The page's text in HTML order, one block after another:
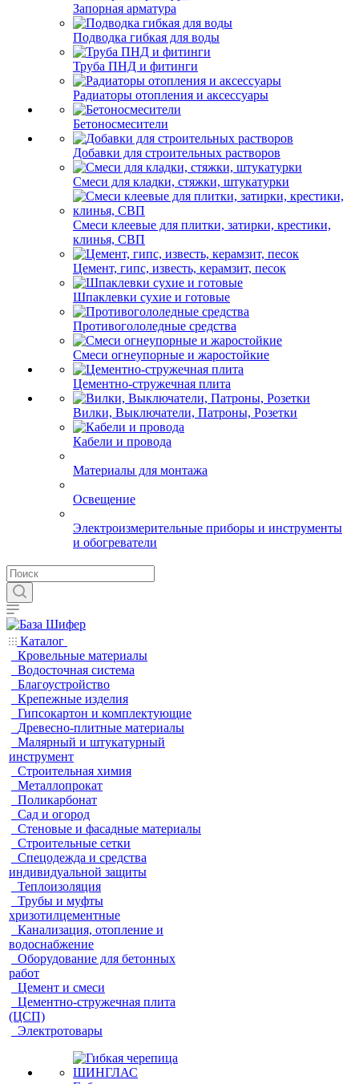
Запорная арматура
Подводка гибкая для воды
Труба ПНД и фитинги
Радиаторы отопления и аксессуары
Бетоносмесители
Добавки для строительных растворов
Смеси для кладки, стяжки, штукатурки
Смеси клеевые для плитки, затирки, крестики,
клинья, СВП
Цемент, гипс, известь, керамзит, песок
Шпаклевки сухие и готовые
Противогололедные средства
Смеси огнеупорные и жаростойкие
Цементно-стружечная плита
Вилки, Выключатели, Патроны, Розетки
Кабели и провода
Материалы для монтажа
Освещение
Электроизмерительные приборы и инструменты
Каталог
Кровельные материалы
Водосточная система
Благоустройство
Крепежные изделия
Гипсокартон и комплектующие
Древесно-плитные материалы
Малярный и штукатурный
инструмент
Строительная химия
Металлопрокат
Поликарбонат
Сад и огород
Стеновые и фасадные материалы
Строительные сетки
Спецодежда и средства
индивидуальной защиты
Теплоизоляция
Трубы и муфты
хризотилцементные
Канализация, отопление и
водоснабжение
Оборудование для бетонных
работ
Цемент и смеси
Цементно-стружечная плита
(ЦСП)